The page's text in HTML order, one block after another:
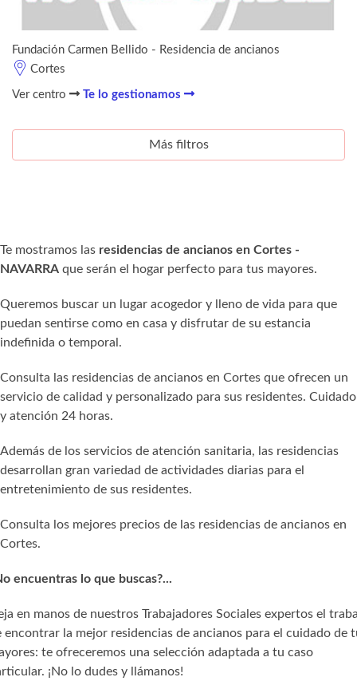
Fundación Carmen Bellido - Residencia de ancianos
Cortes
Ver centro Te lo gestionamos
Más filtros
Te mostramos las residencias de ancianos en Cortes -
NAVARRA que serán el hogar perfecto para tus mayores.
Queremos buscar un lugar acogedor y lleno de vida para que
puedan sentirse como en casa y disfrutar de su estancia
indefinida o temporal.
Consulta las residencias de ancianos en Cortes que ofrecen un
servicio de calidad y personalizado para sus residentes. Cuidado
y atención 24 horas.
Además de los servicios de atención sanitaria, las residencias
desarrollan gran variedad de actividades diarias para el
entretenimiento de sus residentes.
Consulta los mejores precios de las residencias de ancianos en
Cortes.
encuentras lo que buscas?...
en manos de nuestros Trabajadores Sociales expertos el
encontrar la mejor residencias de ancianos para el cuidado de
te ofreceremos una selección adaptada a tu caso
¡No lo dudes y llámanos!